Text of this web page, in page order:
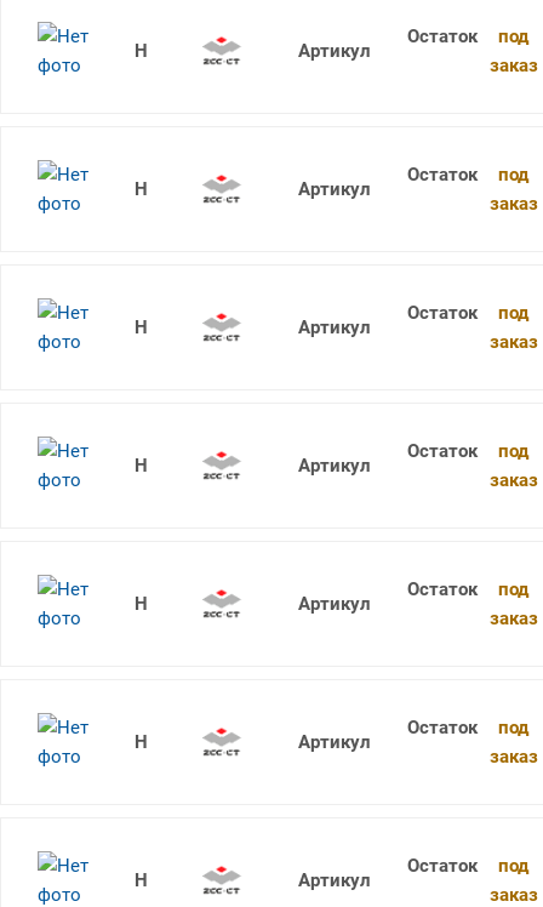
1736SU05C-0730 KDG303
под
заказ
1736SU05C-0850 KDG303
под
заказ
1736SU05C-0860 KDG303
под
заказ
1736SU05C-0870 KDG303
под
заказ
1736SU05C-0880 KDG303
под
заказ
1736SU05C-0890 KDG303
под
заказ
1736SU05C-0900 KDG303
под
заказ